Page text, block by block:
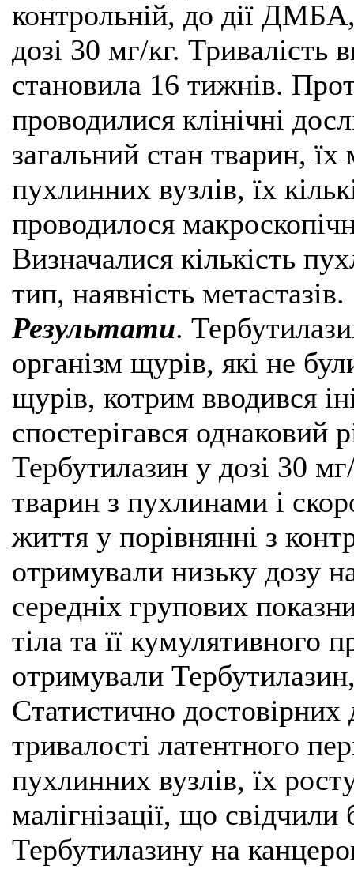
контрольній, до дії
дозі 30 мг/кг. Тривалість
становила 16 тижнів.
проводилися клінічні
загальний стан тварин, їх
пухлинних вузлів, їх
проводилося
Визначалися кількість
тип, наявність метастазів.
Результати.
організм щурів, які не
щурів, котрим вводився
спостерігався однаковий
Тербутилазин у дозі 30
тварин з пухлинами і
життя у порівнянні з
отримували низьку дозу
середніх групових
тіла та її кумулятивного
отримували
Статистично
тривалості латентного
пухлинних вузлів, їх
малігнізації, що
Тербутилазину на